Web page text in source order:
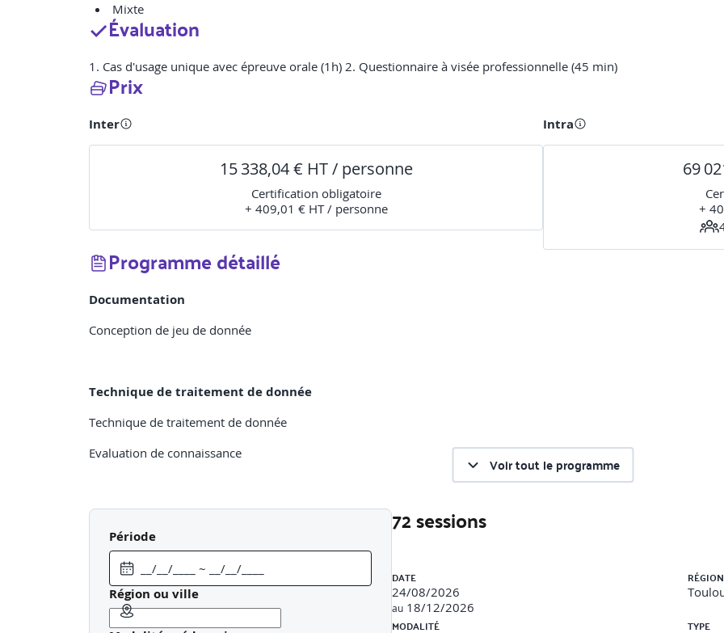
Mixte
Évaluation
1. Cas d'usage unique avec épreuve orale (1h) 2. Questionnaire à visée professionnelle (45 min)
Prix
Inter
15 338,04 € HT / personne
Certification obligatoire
+ 409,01 € HT / personne
Intra
69
+
Programme détaillé
Documentation
Conception de jeu de donnée
Technique de traitement de donnée
Technique de traitement de donnée
Evaluation de connaissance
Préparation des données
Cycle de vie des jeux de données
Traitement ETL
Structure des documents
Voir tout le programme
Période
Région ou ville
72 sessions
DATE
24/08/2026
au 18/12/2026
MODALITÉ TYPE